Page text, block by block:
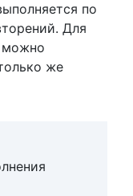
по
Для
можно
же